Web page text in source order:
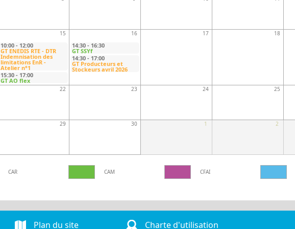
15 16 17 18
10:00 - 12:00
GT ENEDIS RTE - DTR
Indemnisation des
limitations EnR -
Atelier n°1
15:30 - 17:00
GT AO flex
14:30 - 16:30
GT SSYf
14:30 - 17:00
GT Producteurs et
Stockeurs avril 2026
22 23 24 25
29 30 1 2
CAR CAM CFAI
Plan du site Charte d'utilisation